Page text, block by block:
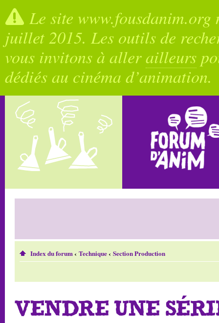
Le site
juillet 2015. Les outils de
vous invitons à allerailleurs
dédiés au cinéma d’animation.
Index du forum‹ Technique‹ Section Production
VENDRE UNE